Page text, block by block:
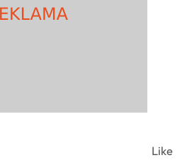
Like